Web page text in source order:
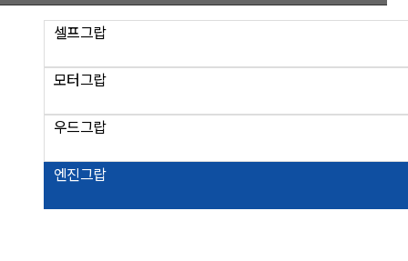
셀프그랍
모터그랍
우드그랍
엔진그랍